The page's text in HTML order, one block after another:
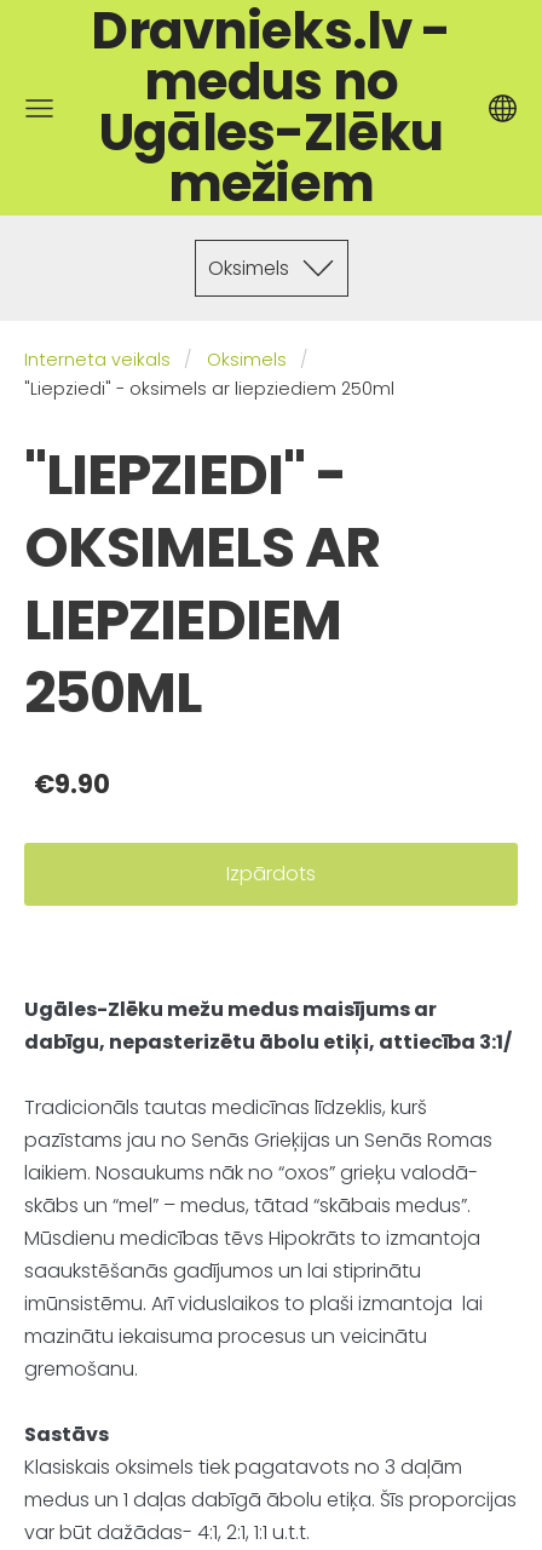
Dravnieks.lv -
medus no
Ugāles-Zlēku
mežiem
Oksimels
Interneta veikals
Oksimels
"Liepziedi" - oksimels ar liepziediem 250ml
"LIEPZIEDI" -
OKSIMELS AR
LIEPZIEDIEM
250ML
€9.90
Izpārdots
Ugāles-Zlēku mežu medus maisījums ar
dabīgu, nepasterizētu ābolu etiķi, attiecība 3:1/
Tradicionāls tautas medicīnas līdzeklis, kurš
pazīstams jau no Senās Grieķijas un Senās Romas
laikiem. Nosaukums nāk no “oxos” grieķu valodā-
skābs un “mel” – medus, tātad “skābais medus”.
Mūsdienu medicības tēvs Hipokrāts to izmantoja
saaukstēšanās gadījumos un lai stiprinātu
imūnsistēmu. Arī viduslaikos to plaši izmantoja lai
mazinātu iekaisuma procesus un veicinātu
gremošanu.
Sastāvs
Klasiskais oksimels tiek pagatavots no 3 daļām
medus un 1 daļas dabīgā ābolu etiķa. Šīs proporcijas
var būt dažādas- 4:1, 2:1, 1:1 u.t.t.